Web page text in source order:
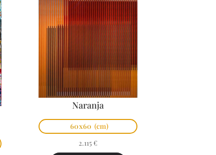
Naranja
60x60 (cm)
2.115 €